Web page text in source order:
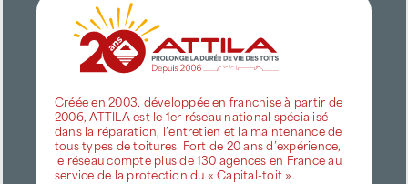
Créée en 2003, développée en franchise à partir de
2006, ATTILA est le 1er réseau national spécialisé
dans la réparation, l’entretien et la maintenance de
tous types de toitures. Fort de 20 ans d’expérience,
le réseau compte plus de 130 agences en France au
service de la protection du « Capital-toit ».